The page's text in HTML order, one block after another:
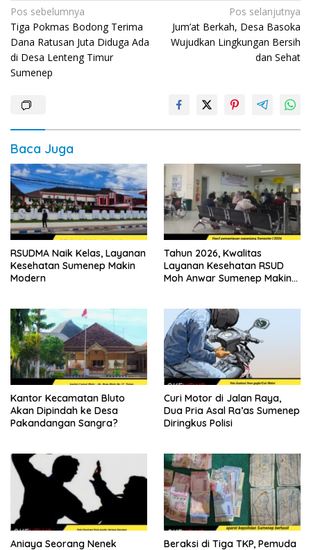
Navigasi
pos
Pos sebelumnya
Tiga Pokmas Bodong Terima
Dana Ratusan Juta Diduga Ada
di Desa Lenteng Timur
Sumenep
Pos selanjutnya
Jum’at Berkah, Desa Basoka
Wujudkan Lingkungan Bersih
dan Sehat
Baca Juga
RSUDMA Naik Kelas, Layanan
Kesehatan Sumenep Makin
Modern
Tahun 2026, Kwalitas
Layanan Kesehatan RSUD
Moh Anwar Sumenep Makin
Kantor Kecamatan Bluto
Akan Dipindah ke Desa
Pakandangan Sangra?
Curi Motor di Jalan Raya,
Dua Pria Asal Ra’as Sumenep
Diringkus Polisi
Aniaya Seorang Nenek
Beraksi di Tiga TKP, Pemuda